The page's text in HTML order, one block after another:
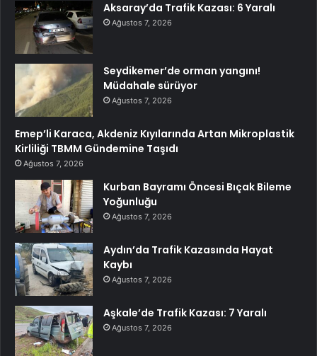
Aksaray’da Trafik Kazası: 6 Yaralı
Ağustos 7, 2026
Seydikemer’de orman yangını!
Müdahale sürüyor
Ağustos 7, 2026
Emep’li Karaca, Akdeniz Kıyılarında Artan Mikroplastik
Kirliliği TBMM Gündemine Taşıdı
Ağustos 7, 2026
Kurban Bayramı Öncesi Bıçak Bileme
Yoğunluğu
Ağustos 7, 2026
Aydın’da Trafik Kazasında Hayat
Kaybı
Ağustos 7, 2026
Aşkale’de Trafik Kazası: 7 Yaralı
Ağustos 7, 2026